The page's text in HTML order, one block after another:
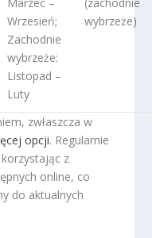
Wrzesień;
Zachodnie
wybrzeże:
Listopad –
Luty
wybrzeże)
zwłaszcza w
opcji. Regularnie
z
online, co
do aktualnych